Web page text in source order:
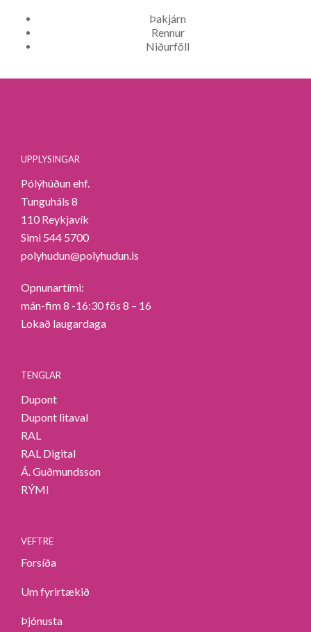
Þakjárn
Rennur
Niðurföll
UPPLÝSINGAR
Pólýhúðun ehf.
Tunguháls 8
110 Reykjavík
Simi 544 5700
polyhudun@polyhudun.is
Opnunartími:
mán-fim 8 -16:30 fös 8 – 16
Lokað laugardaga
TENGLAR
Dupont
Dupont litaval
RAL
RAL Digital
Á. Guðmundsson
RÝMI
VEFTRÉ
Forsíða
Um fyrirtækið
Þjónusta